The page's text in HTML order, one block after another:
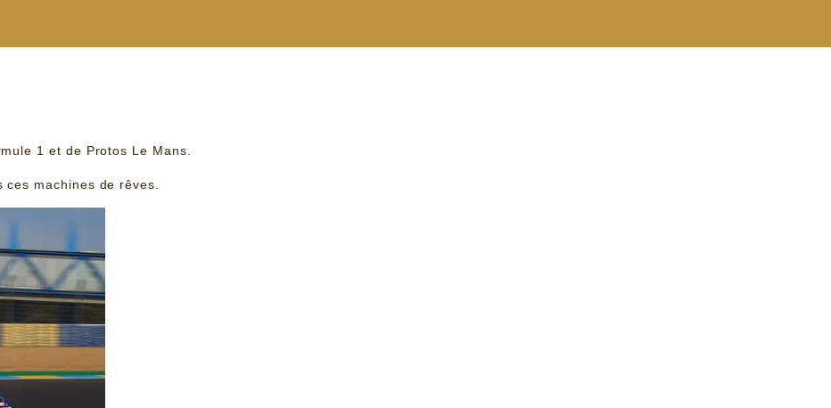
1 et de Protos Le Mans.
machines de rêves.